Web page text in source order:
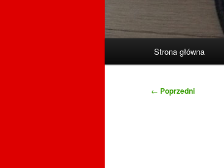
Strona główna
Nawigacja
← Poprzedni